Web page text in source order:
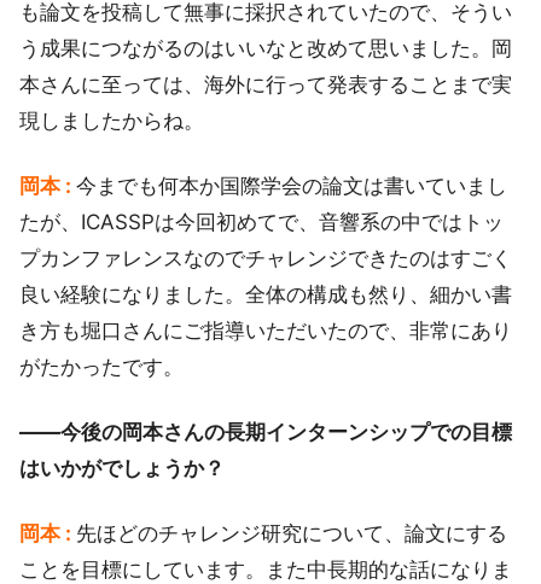
も論文を投稿して無事に採択されていたので、そうい
う成果につながるのはいいなと改めて思いました。岡
本さんに至っては、海外に行って発表することまで実
現しましたからね。
岡本 : 今までも何本か国際学会の論文は書いていまし
たが、ICASSPは今回初めてで、音響系の中ではトッ
プカンファレンスなのでチャレンジできたのはすごく
良い経験になりました。全体の構成も然り、細かい書
き方も堀口さんにご指導いただいたので、非常にあり
がたかったです。
――今後の岡本さんの長期インターンシップでの目標
はいかがでしょうか？
岡本 : 先ほどのチャレンジ研究について、論文にする
ことを目標にしています。また中長期的な話になりま